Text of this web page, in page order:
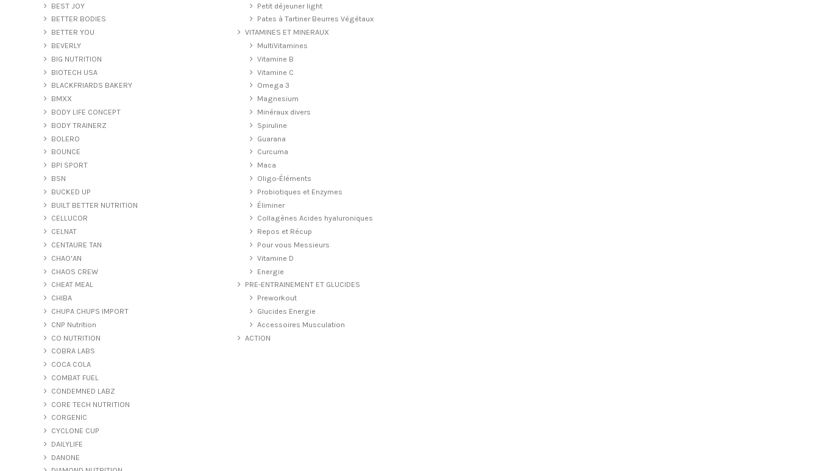
BEST JOY
BETTER BODIES
BETTER YOU
BEVERLY
BIG NUTRITION
BIOTECH USA
BLACKFRIARDS BAKERY
BMXX
BODY LIFE CONCEPT
BODY TRAINERZ
BOLERO
BOUNCE
BPI SPORT
BSN
BUCKED UP
BUILT BETTER NUTRITION
CELLUCOR
CELNAT
CENTAURE TAN
CHAO'AN
CHAOS CREW
CHEAT MEAL
CHIBA
CHUPA CHUPS IMPORT
CNP Nutrition
CO NUTRITION
COBRA LABS
COCA COLA
COMBAT FUEL
CONDEMNED LABZ
CORE TECH NUTRITION
CORGENIC
CYCLONE CUP
DAILYLIFE
DANONE
Petit déjeuner light
Pates à Tartiner Beurres Végétaux
VITAMINES ET MINERAUX
MultiVitamines
Vitamine B
Vitamine C
Omega 3
Magnesium
Minéraux divers
Spiruline
Guarana
Curcuma
Maca
Oligo-Éléments
Probiotiques et Enzymes
Éliminer
Collagènes Acides hyaluroniques
Repos et Récup
Pour vous Messieurs
Vitamine D
Energie
PRE-ENTRAINEMENT ET GLUCIDES
Preworkout
Glucides Energie
Accessoires Musculation
ACTION